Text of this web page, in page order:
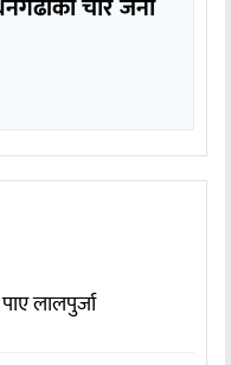
चार जना
लालपुर्जा